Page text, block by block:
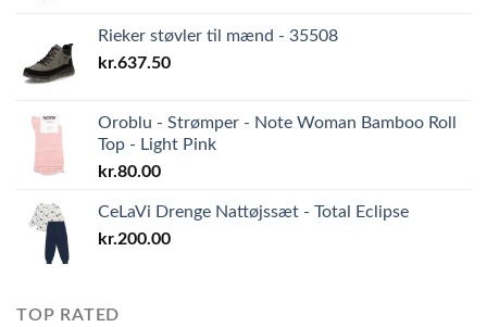
Rieker støvler til mænd - 35508
kr.637.50
Oroblu - Strømper - Note Woman Bamboo Roll
Top - Light Pink
kr.80.00
CeLaVi Drenge Nattøjssæt - Total Eclipse
kr.200.00
TOP RATED